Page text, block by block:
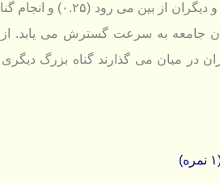
جامعه به سرعت گسترش می یابد.
در میان می گذارند گناه بزرگ